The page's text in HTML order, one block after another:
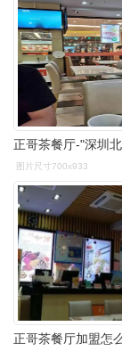
图片尺寸700x933